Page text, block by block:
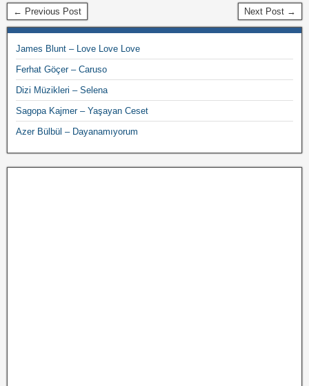
← Previous Post Next Post →
James Blunt – Love Love Love
Ferhat Göçer – Caruso
Dizi Müzikleri – Selena
Sagopa Kajmer – Yaşayan Ceset
Azer Bülbül – Dayanamıyorum